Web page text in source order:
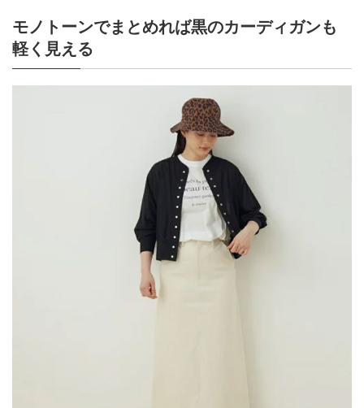
モノトーンでまとめれば黒のカーディガンも
軽く見える